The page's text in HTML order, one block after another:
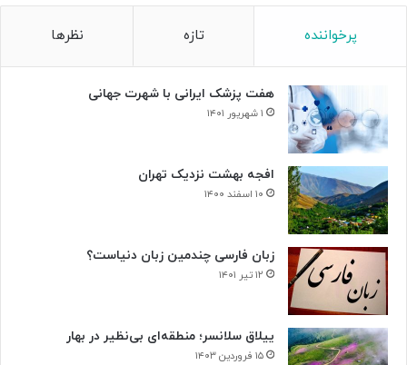
پرخواننده تازه نظرها
هفت پزشک ایرانی با شهرت جهانی
۱ شهریور ۱۴۰۱
افجه بهشت نزدیک تهران
۱۰ اسفند ۱۴۰۰
زبان فارسی چندمین زبان دنیاست؟
۱۲ تیر ۱۴۰۱
ییلاق سلانسر؛ منطقه‌ای بی‌نظیر در بهار
۱۵ فروردین ۱۴۰۳